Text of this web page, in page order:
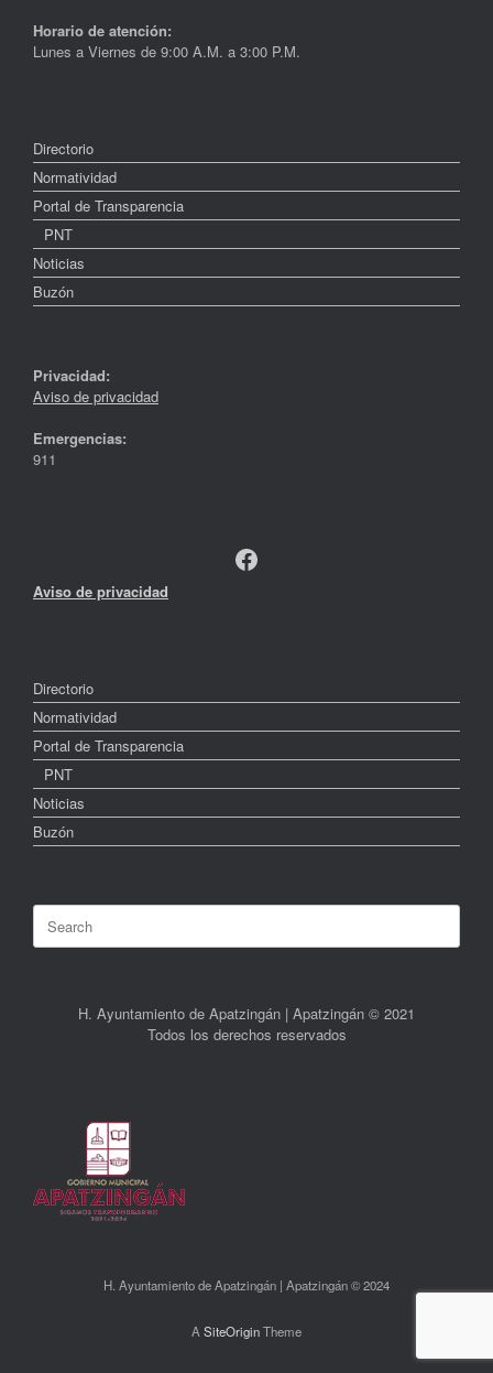
Horario de atención:
Lunes a Viernes de 9:00 A.M. a 3:00 P.M.
Directorio
Normatividad
Portal de Transparencia
PNT
Noticias
Buzón
Privacidad:
Aviso de privacidad
Emergencias:
911
Facebook
Aviso de privacidad
Directorio
Normatividad
Portal de Transparencia
PNT
Noticias
Buzón
for:
H. Ayuntamiento de Apatzingán | Apatzingán © 2021
Todos los derechos reservados
H. Ayuntamiento de Apatzingán | Apatzingán © 2024
A SiteOriginTheme